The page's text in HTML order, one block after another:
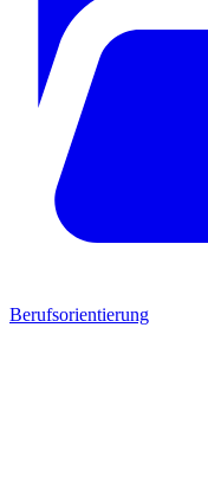
Berufsorientierung